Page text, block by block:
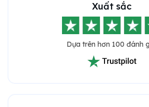
Xuất sắc
Dựa trên hơn 100 đánh